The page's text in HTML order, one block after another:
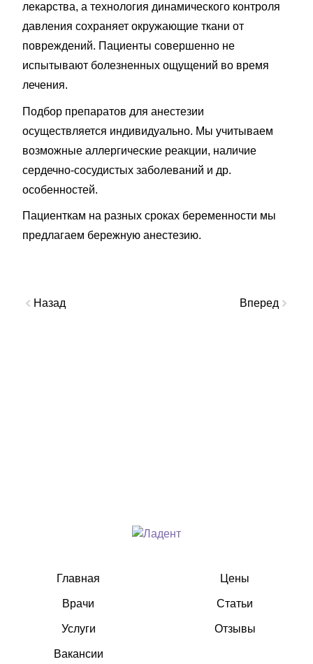
лекарства, а технология динамического контроля
давления сохраняет окружающие ткани от
повреждений. Пациенты совершенно не
испытывают болезненных ощущений во время
лечения.
Подбор препаратов для анестезии
осуществляется индивидуально. Мы учитываем
возможные аллергические реакции, наличие
сердечно-сосудистых заболеваний и др.
особенностей.
Пациенткам на разных сроках беременности мы
предлагаем бережную анестезию.
Назад Вперед
Главная
Врачи
Услуги
Вакансии
Цены
Статьи
Отзывы